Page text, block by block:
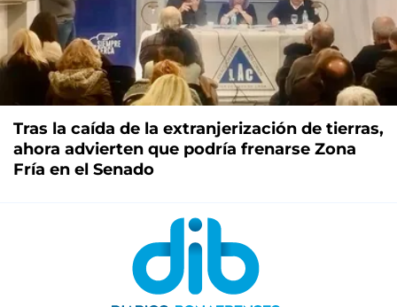
Tras la caída de la extranjerización de tierras,
ahora advierten que podría frenarse Zona
Fría en el Senado